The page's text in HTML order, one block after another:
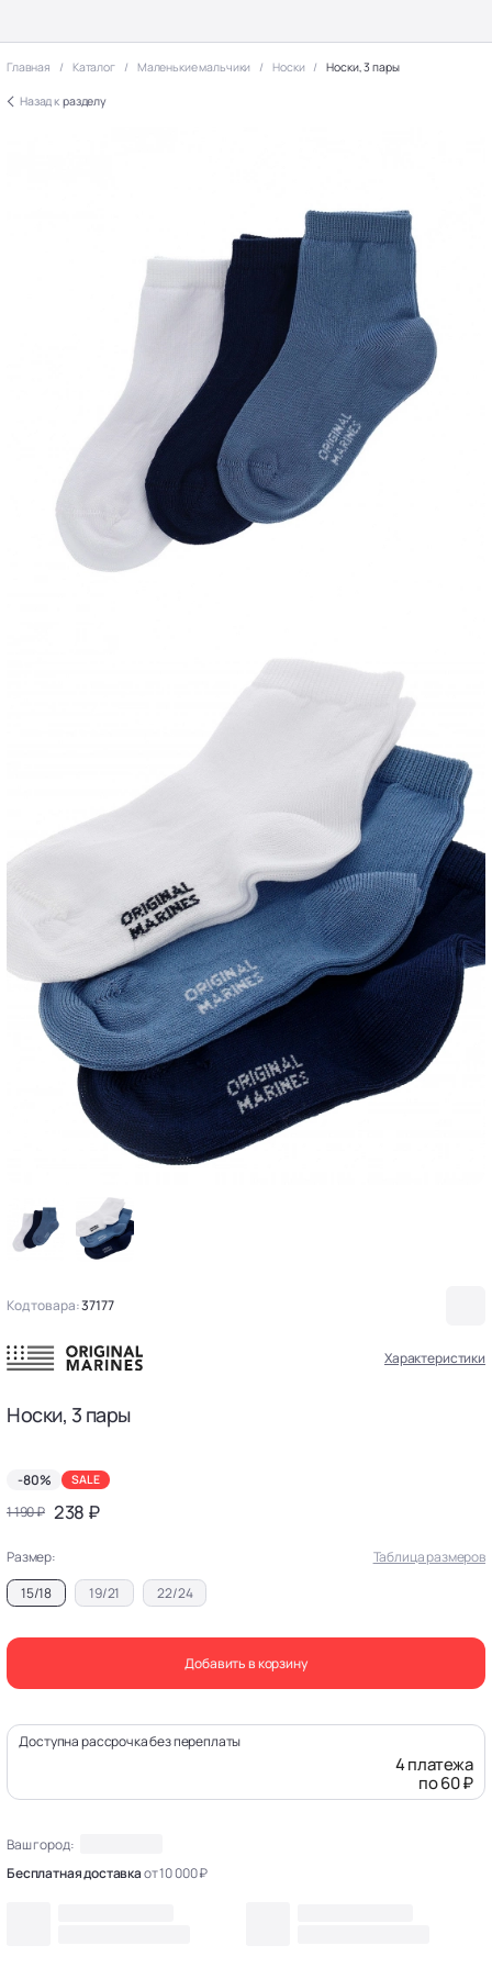
Главная Каталог Маленькие мальчики Носки Носки, 3 пары
Назад к разделу
Код товара:37177
Характеристики
Носки, 3 пары
-80% SALE
1 190 ₽ 238 ₽
Размер:
Таблица размеров
15/18
19/21 22/24
Добавить в корзину
Доступна рассрочка без переплаты
4 платежа
по 60 ₽
Ваш город:
Бесплатная доставкаот 10 000 ₽